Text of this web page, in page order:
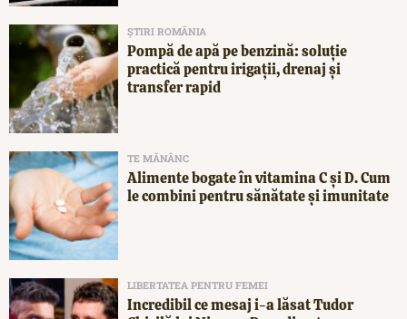
ȘTIRI ROMÂNIA
Pompă de apă pe benzină: soluție
practică pentru irigații, drenaj și
transfer rapid
TE MĂNÂNC
Alimente bogate în vitamina C și D. Cum
le combini pentru sănătate și imunitate
LIBERTATEA PENTRU FEMEI
Incredibil ce mesaj i-a lăsat Tudor